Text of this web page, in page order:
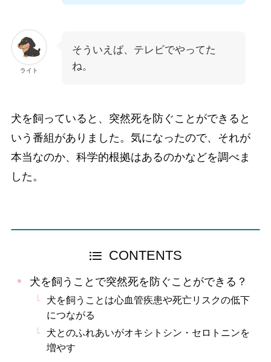
ライト
そういえば、テレビでやってた
ね。
犬を飼っていると、突然死を防ぐことができると
いう番組がありました。気になったので、それが
本当なのか、科学的根拠はあるのかなどを調べま
した。
CONTENTS
犬を飼うことで突然死を防ぐことができる？
犬を飼うことは心血管疾患や死亡リスクの低下
につながる
犬とのふれあいがオキシトシン・セロトニンを
増やす